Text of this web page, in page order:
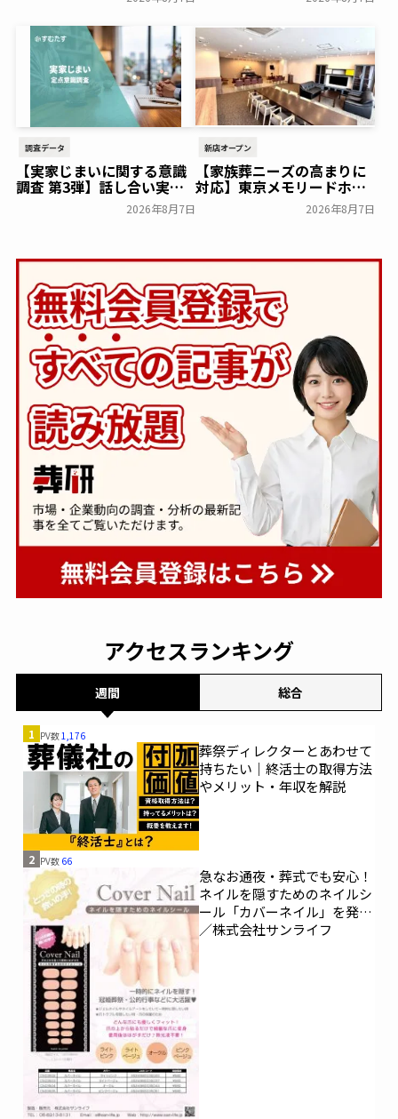
ズのプレゼントキャンペー
ンを実施～日本香堂～
一般公開
18日(月)にシティホール飯
倉にて開催！～ベルコ～
一般公開
調査データ
【実家じまいに関する意識
調査 第3弾】話し合い実施
率は29.5％で前回から低
下。「大相続時代」でも家
2026年8月7日
新店オープン
【家族葬ニーズの高まりに
対応】東京メモリードホー
ルに貸切型家族葬空間『第
８ホール～Living～』オー
2026年8月7日
アクセスランキング
週間 総合
1 PV数1,176
葬祭ディレクターとあわせて
持ちたい｜終活士の取得方法
やメリット・年収を解説
2 PV数 66
急なお通夜・葬式でも安心！
ネイルを隠すためのネイルシ
ール「カバーネイル」を発売
／株式会社サンライフ